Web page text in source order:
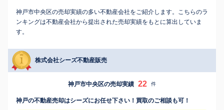
神戸市中央区の売却実績の多い不動産会社をご紹介します。こちらのラ
ンキングは不動産会社から提出された売却実績をもとに算出していま
す。
株式会社シーズ不動産販売
神戸市中央区の売却実績 22 件
神戸の不動産売却はシーズにお任せ下さい！買取のご相談も可！